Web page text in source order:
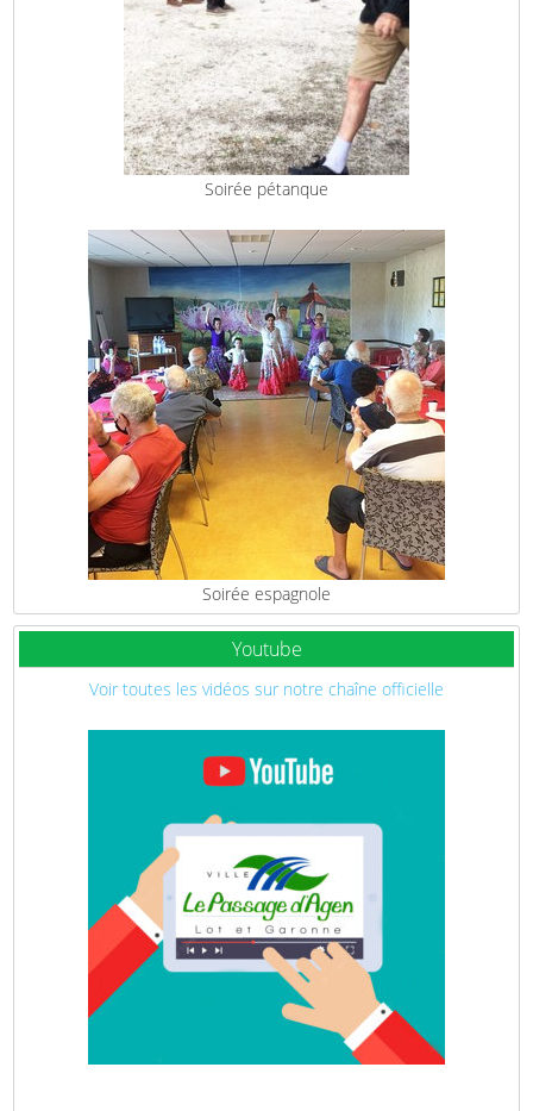
Soirée pétanque
Soirée espagnole
Youtube
Voir toutes les vidéos sur notre chaîne officielle